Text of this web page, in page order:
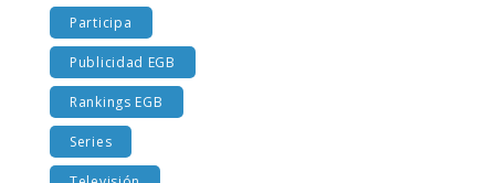
Participa
Publicidad EGB
Rankings EGB
Series